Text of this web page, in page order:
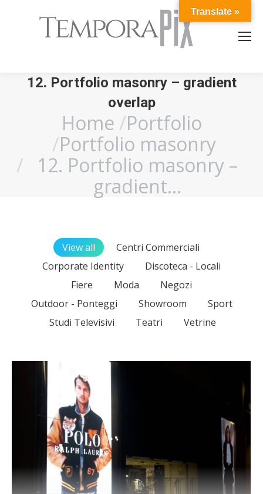
12. Portfolio masonry – gradient
overlap
You are here:Home Portfolio
Portfolio masonry
12. Portfolio masonry –
gradient…
View all
Centri Commerciali
Corporate Identity
Discoteca - Locali
Fiere
Moda
Negozi
Outdoor - Ponteggi
Showroom
Sport
Studi Televisivi
Teatri Vetrine
Translate »